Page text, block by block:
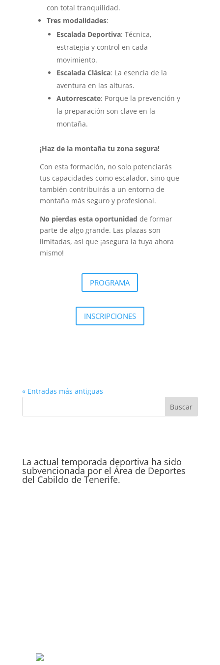
con total tranquilidad.
Tres modalidades:
Escalada Deportiva: Técnica,
estrategia y control en cada
movimiento.
Escalada Clásica: La esencia de la
aventura en las alturas.
Autorrescate: Porque la prevención y
la preparación son clave en la
montaña.
¡Haz de la montaña tu zona segura!
Con esta formación, no solo potenciarás
tus capacidades como escalador, sino que
también contribuirás a un entorno de
montaña más seguro y profesional.
No pierdas esta oportunidad de formar
parte de algo grande. Las plazas son
limitadas, así que ¡asegura la tuya ahora
mismo!
PROGRAMA
INSCRIPCIONES
« Entradas más antiguas
La actual temporada deportiva ha sido
subvencionada por el Área de Deportes
del Cabildo de Tenerife.